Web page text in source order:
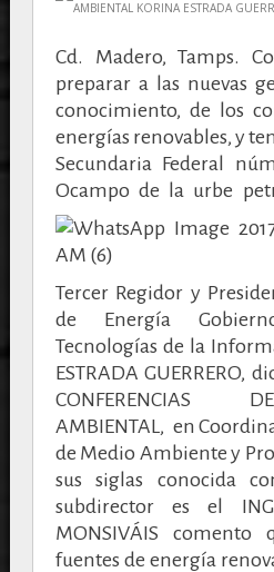
Cd. Madero, Tamps.
preparar a las nuevas
conocimiento, de los
energías renovables, y
Secundaria Federal
Ocampo de la urbe
Tercer Regidor y
de Energía
Tecnologías de la
ESTRADA GUERRERO,
CONFERENCIAS
AMBIENTAL, en
de Medio Ambiente y
sus siglas conocida
subdirector es el ING.
MONSIVÁIS comento
fuentes de energía